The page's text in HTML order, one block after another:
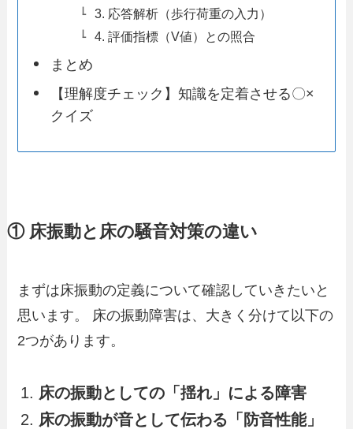
3. 応答解析（歩行荷重の入力）
4. 評価指標（V値）との照合
まとめ
【理解度チェック】知識を定着させる〇×
クイズ
① 床振動と床の騒音対策の違い
まずは床振動の定義について確認していきたいと
思います。 床の振動障害は、大きく分けて以下の
2つがあります。
床の振動としての「揺れ」による障害
床の振動が音として伝わる「防音性能」